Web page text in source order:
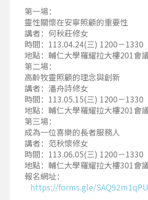
第一場：
靈性關懷在安寧照顧的重要性
講者：何秋莊修女
時間：113.04.24(三) 1200－1330
地點：輔仁大學羅耀拉大樓201會
第二場：
高齡牧靈照顧的理念與創新
講者：潘舟詩修女
時間：113.05.15(三) 1200－1330
地點：輔仁大學羅耀拉大樓201會
第三場：
成為一位喜樂的長者服務人
講者：范秋懷修女
時間：113.06.05(三) 1200－1330
地點：輔仁大學羅耀拉大樓301會
報名網址：
https://forms.gle/